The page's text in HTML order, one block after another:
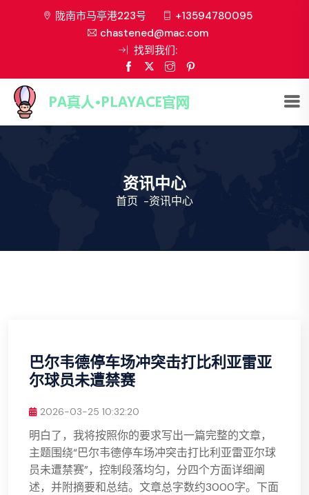
陇南市马亭港223号
+13594780095
chastened@mac.com
找到我们:
资讯中心
首页 -资讯中心
巴尔韦德停车场冲突击打比利亚雷亚
尔球员未遭禁赛
2026-03-25 10:32:20
明白了，我将按照你的要求写出一篇完整的文章，
主题围绕“巴尔韦德停车场冲突击打比利亚雷亚尔球
员未遭禁赛”，控制段落均匀，分四个方面详细阐
述，并附摘要和总结。文章总字数约3000字。下面